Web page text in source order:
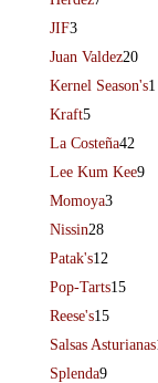
JIF3
Juan Valdez20
Kernel Season's1
Kraft5
La Costeña42
Lee Kum Kee9
Momoya3
Nissin28
Patak's12
Pop-Tarts15
Reese's15
Salsas Asturianas
Splenda9